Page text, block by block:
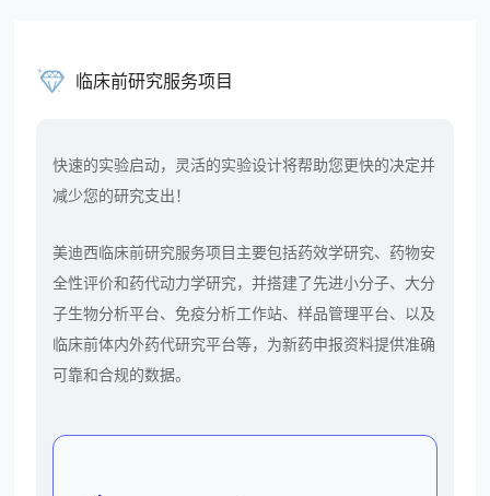
临床前研究服务项目
快速的实验启动，灵活的实验设计将帮助您更快的决定并
减少您的研究支出！
美迪西临床前研究服务项目主要包括药效学研究、药物安
全性评价和药代动力学研究，并搭建了先进小分子、大分
子生物分析平台、免疫分析工作站、样品管理平台、以及
临床前体内外药代研究平台等，为新药申报资料提供准确
可靠和合规的数据。